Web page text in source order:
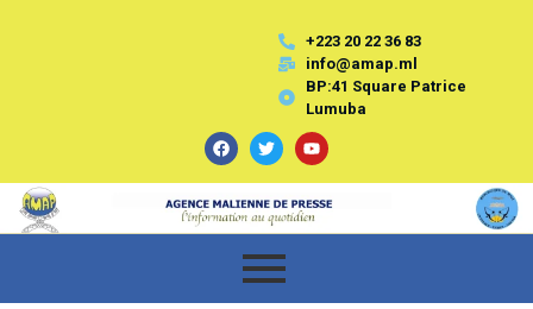
+223 20 22 36 83
info@amap.ml
BP:41 Square Patrice
Lumuba